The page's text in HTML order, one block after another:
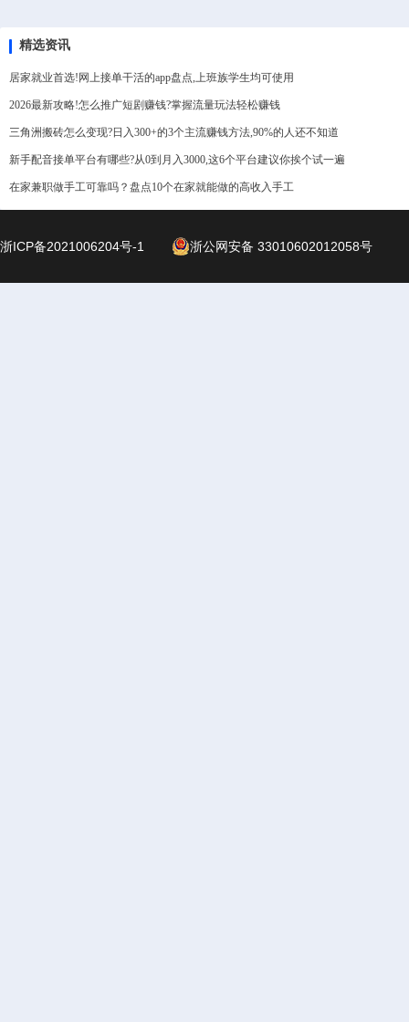
精选资讯
居家就业首选!网上接单干活的app盘点,上班族学生均可使用
2026最新攻略!怎么推广短剧赚钱?掌握流量玩法轻松赚钱
三角洲搬砖怎么变现?日入300+的3个主流赚钱方法,90%的人还不知道
新手配音接单平台有哪些?从0到月入3000,这6个平台建议你挨个试一遍
在家兼职做手工可靠吗？盘点10个在家就能做的高收入手工
浙ICP备2021006204号-1 浙公网安备 33010602012058号